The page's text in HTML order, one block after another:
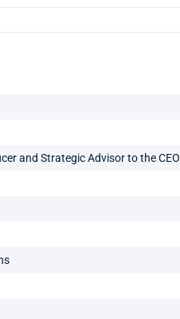
and Strategic Advisor to the CEO